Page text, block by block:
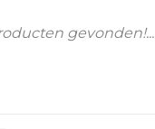
gevonden!...